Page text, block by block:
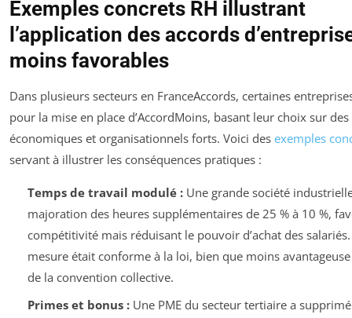
Exemples concrets RH illustrant
l’application des accords
moins favorables
Dans plusieurs secteurs en FranceAccords, certaines
pour la mise en place d’AccordMoins, basant leur choix sur
économiques et organisationnels forts. Voici des exemples
servant à illustrer les conséquences pratiques :
Temps de travail modulé :Une grande société
majoration des heures supplémentaires de 25 % à 10 %,
compétitivité mais réduisant le pouvoir d’achat des salariés.
mesure était conforme à la loi, bien que moins
de la convention collective.
Primes et bonus :Une PME du secteur tertiaire a